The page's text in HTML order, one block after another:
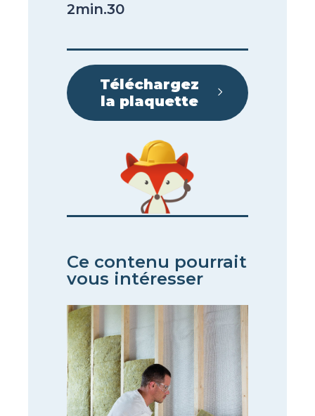
2min.30
Téléchargez
la plaquette​
Ce contenu pourrait
vous intéresser